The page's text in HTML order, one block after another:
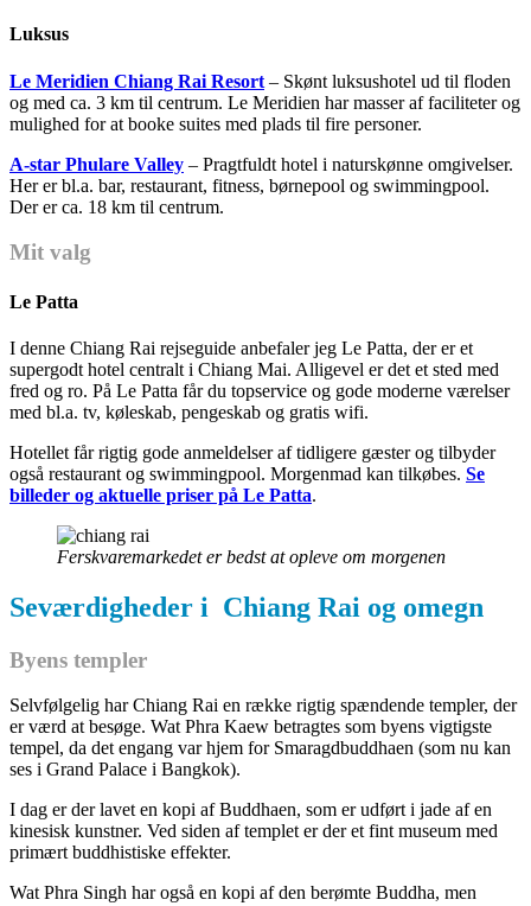
Luksus
Le Meridien Chiang Rai Resort – Skønt luksushotel ud til floden
og med ca. 3 km til centrum. Le Meridien har masser af faciliteter og
mulighed for at booke suites med plads til fire personer.
A-star Phulare Valley – Pragtfuldt hotel i naturskønne omgivelser.
Her er bl.a. bar, restaurant, fitness, børnepool og swimmingpool.
Der er ca. 18 km til centrum.
Mit valg
Le Patta
I denne Chiang Rai rejseguide anbefaler jeg Le Patta, der er et
supergodt hotel centralt i Chiang Mai. Alligevel er det et sted med
fred og ro. På Le Patta får du topservice og gode moderne værelser
med bl.a. tv, køleskab, pengeskab og gratis wifi.
Hotellet får rigtig gode anmeldelser af tidligere gæster og tilbyder
også restaurant og swimmingpool. Morgenmad kan tilkøbes. Se
billeder og aktuelle priser på Le Patta.
Ferskvaremarkedet er bedst at opleve om morgenen
Seværdigheder i Chiang Rai og omegn
Byens templer
Selvfølgelig har Chiang Rai en række rigtig spændende templer, der
er værd at besøge. Wat Phra Kaew betragtes som byens vigtigste
tempel, da det engang var hjem for Smaragdbuddhaen (som nu kan
ses i Grand Palace i Bangkok).
I dag er der lavet en kopi af Buddhaen, som er udført i jade af en
kinesisk kunstner. Ved siden af templet er der et fint museum med
primært buddhistiske effekter.
Wat Phra Singh har også en kopi af den berømte Buddha, men